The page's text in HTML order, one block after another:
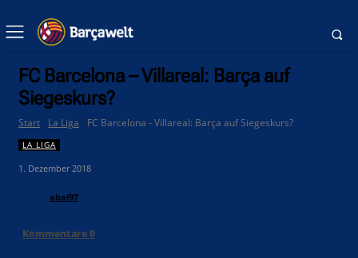
FC Barcelona – Villareal: Barça auf
Siegeskurs?
Start La Liga FC Barcelona - Villareal: Barça auf Siegeskurs?
LA LIGA
1. Dezember 2018
abai97
Kommentare0